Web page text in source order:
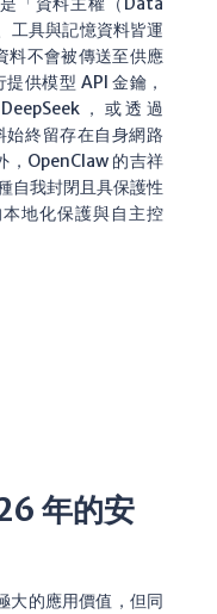
具與記憶資料皆運
料不會被傳送至供應
供模型 API 金鑰，
，或透過
終留存在自身網路
，OpenClaw 的吉祥
自我封閉且具保護性
地化保護與自主控
年的安
大的應用價值，但同